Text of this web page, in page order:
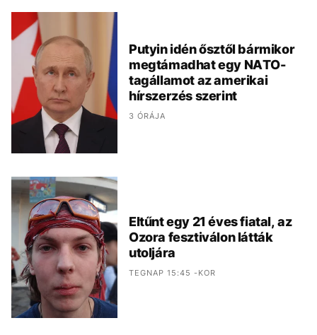
Putyin idén ősztől bármikor
megtámadhat egy NATO-
tagállamot az amerikai
hírszerzés szerint
3 ÓRÁJA
Eltűnt egy 21 éves fiatal, az
Ozora fesztiválon látták
utoljára
TEGNAP 15:45 -KOR